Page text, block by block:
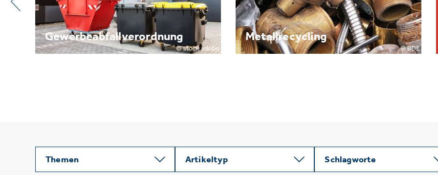
Metallrecycling Brennpunkt: Batterie
Themen Artikeltyp Schlagworte